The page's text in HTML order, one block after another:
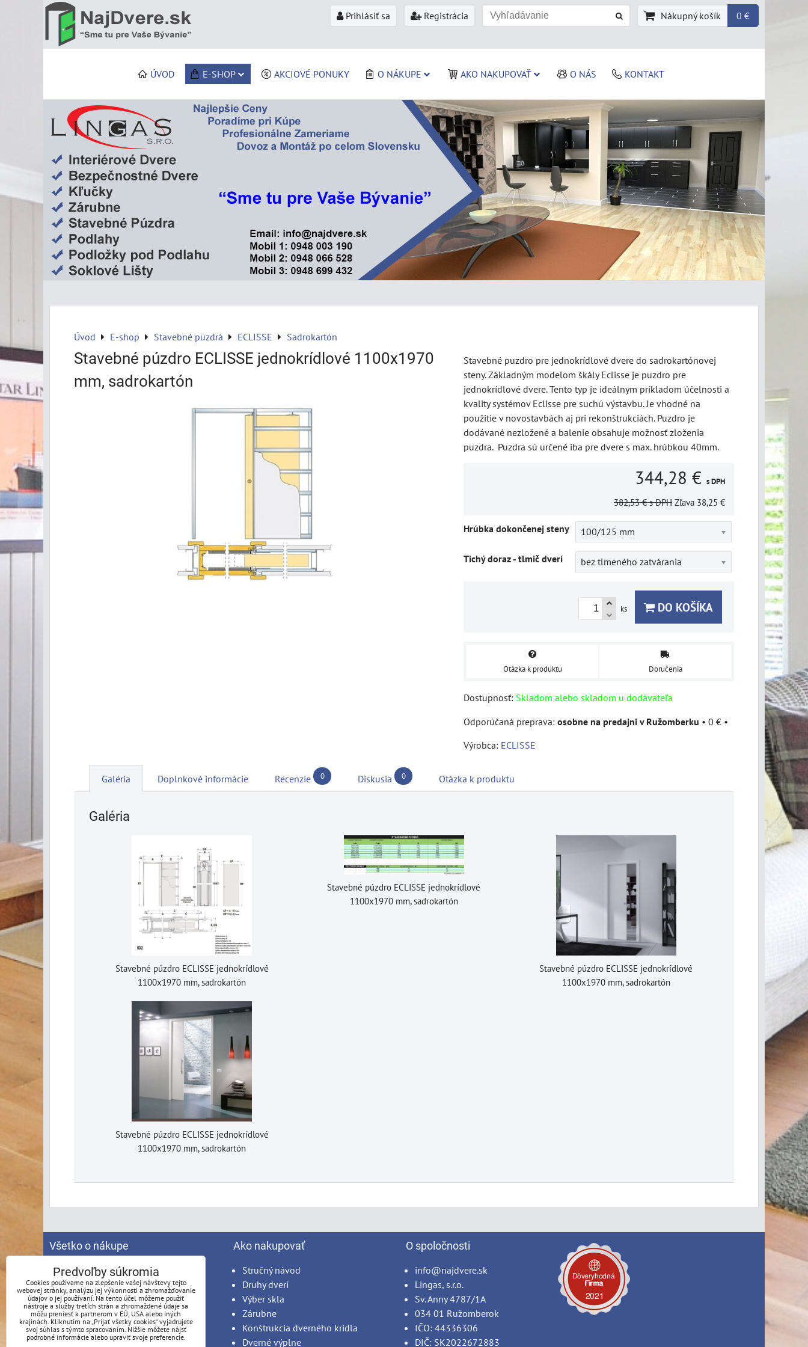
Prihlásiť sa Registrácia Nákupný košík 0 €
ÚVOD E-SHOP AKCIOVÉ PONUKY O NÁKUPE AKO NAKUPOVAŤ O NÁS KONTAKT
Úvod E-shop Stavebné puzdrá ECLISSE Sadrokartón
Stavebné púzdro ECLISSE jednokrídlové 1100x1970
mm, sadrokartón
Stavebné puzdro pre jednokrídlové dvere do sadrokartónovej
steny. Základným modelom škály Eclisse je puzdro pre
jednokrídlové dvere. Tento typ je ideálnym príkladom účelnosti a
kvality systémov Eclisse pre suchú výstavbu. Je vhodné na
použitie v novostavbách aj pri rekonštrukciách. Puzdro je
dodávané nezložené a balenie obsahuje možnosť zloženia
puzdra. Puzdra sú určené iba pre dvere s max. hrúbkou 40mm.
344,28 € s DPH
382,53 € s DPH Zľava 38,25 €
Hrúbka dokončenej steny 100/125 mm
Tichý doraz - tlmič dverí bez tlmeného zatvárania
ks DO KOŠÍKA
Otázka k produktu Doručenia
Dostupnosť: Skladom alebo skladom u dodávateľa
osobne na predajni v Ružomberku • 0 € •
Výrobca: ECLISSE
Galéria Doplnkové informácie Recenzie 0 Diskusia 0 Otázka k produktu
Galéria
Stavebné púzdro ECLISSE jednokrídlové
1100x1970 mm, sadrokartón
Stavebné púzdro ECLISSE jednokrídlové
1100x1970 mm, sadrokartón
Stavebné púzdro ECLISSE jednokrídlové
1100x1970 mm, sadrokartón
Stavebné púzdro ECLISSE jednokrídlové
1100x1970 mm, sadrokartón
Všetko o nákupe
Spracovanie osobných údajov
Obchodné podmienky
Reklamačný poriadok
Možnosti platby
Možnosti dopravy
Produkty na mieru - podmienky
Ako nakupovať
Stručný návod
Druhy dverí
Výber skla
Zárubne
Konštrukcia dverného krídla
Dverné výplne
O spoločnosti
info@najdvere.sk
Lingas, s.r.o.
Sv. Anny 4787/1A
034 01 Ružomberok
IČO: 44336306
DIČ: SK2022672883
Predvoľby súkromia
Cookies používame na zlepšenie vašej návštevy tejto
webovej stránky, analýzu jej výkonnosti a zhromažďovanie
údajov o jej používaní. Na tento účel môžeme použiť
nástroje a služby tretích strán a zhromaždené údaje sa
môžu preniesť k partnerom v EÚ, USA alebo iných
krajinách. Kliknutím na „Prijať všetky cookies“ vyjadrujete
svoj súhlas s týmto spracovaním. Nižšie môžete nájsť
podrobné informácie alebo upraviť svoje preferencie.